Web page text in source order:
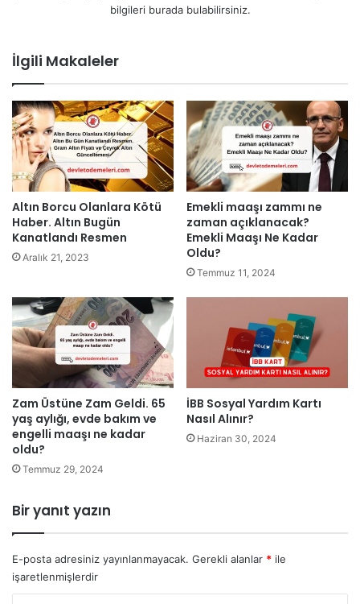
bilgileri burada bulabilirsiniz.
İlgili Makaleler
Altın Borcu Olanlara Kötü
Haber. Altın Bugün
Kanatlandı Resmen
Aralık 21, 2023
Emekli maaşı zammı ne
zaman açıklanacak?
Emekli Maaşı Ne Kadar
Oldu?
Temmuz 11, 2024
Zam Üstüne Zam Geldi. 65
yaş aylığı, evde bakım ve
engelli maaşı ne kadar
oldu?
Temmuz 29, 2024
İBB Sosyal Yardım Kartı
Nasıl Alınır?
Haziran 30, 2024
Bir yanıt yazın
E-posta adresiniz yayınlanmayacak. Gerekli alanlar * ile
işaretlenmişlerdir